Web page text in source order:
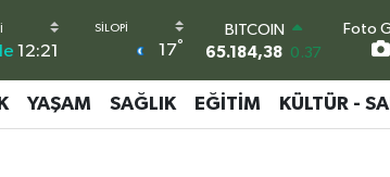
12:21 17°
BITCOIN
65.184,38 0.37
47,7370
-0.01
Foto
YAŞAM SAĞLIK EĞITIM KÜLTÜR -